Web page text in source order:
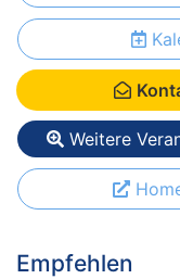
Weitere
Empfehlen